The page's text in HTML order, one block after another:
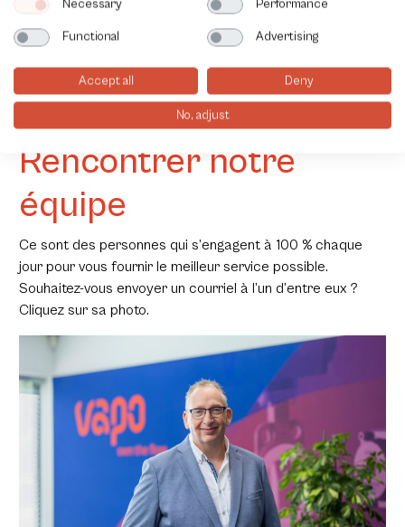
Rencontrer notre
équipe
Ce sont des personnes qui s’engagent à 100 % chaque
jour pour vous fournir le meilleur service possible.
Souhaitez-vous envoyer un courriel à l’un d’entre eux ?
Cliquez sur sa photo.
Necessary Performance
Functional Advertising
Accept all Deny
No, adjust